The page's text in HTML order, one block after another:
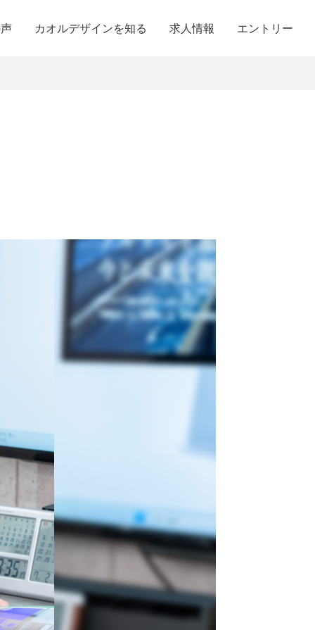
カオルデザインを知る 求人情報 エントリー